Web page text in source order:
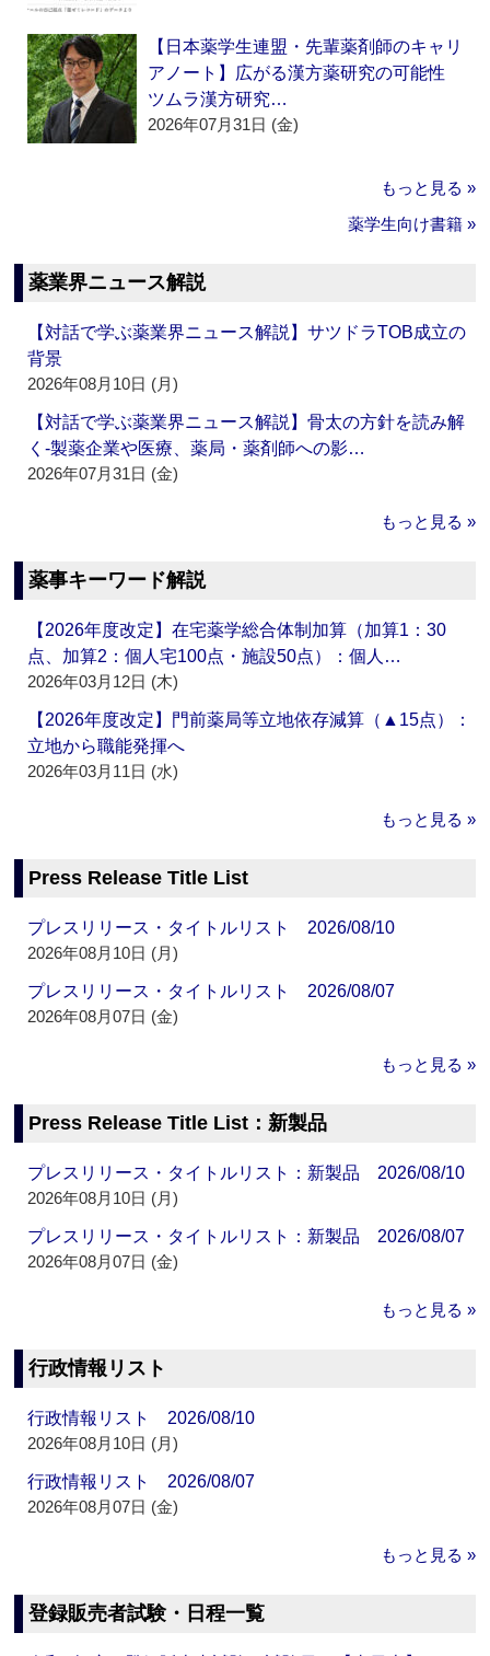
【日本薬学生連盟・先輩薬剤師のキャリ
アノート】広がる漢方薬研究の可能性
ツムラ漢方研究…
2026年07月31日 (金)
もっと見る »
薬学生向け書籍 »
薬業界ニュース解説
【対話で学ぶ薬業界ニュース解説】サツドラTOB成立の
背景
2026年08月10日 (月)
【対話で学ぶ薬業界ニュース解説】骨太の方針を読み解
く‐製薬企業や医療、薬局・薬剤師への影…
2026年07月31日 (金)
もっと見る »
薬事キーワード解説
【2026年度改定】在宅薬学総合体制加算（加算1：30
点、加算2：個人宅100点・施設50点）：個人…
2026年03月12日 (木)
【2026年度改定】門前薬局等立地依存減算（▲15点）：
立地から職能発揮へ
2026年03月11日 (水)
もっと見る »
Press Release Title List
プレスリリース・タイトルリスト 2026/08/10
2026年08月10日 (月)
プレスリリース・タイトルリスト 2026/08/07
2026年08月07日 (金)
もっと見る »
Press Release Title List：新製品
プレスリリース・タイトルリスト：新製品 2026/08/10
2026年08月10日 (月)
プレスリリース・タイトルリスト：新製品 2026/08/07
2026年08月07日 (金)
もっと見る »
行政情報リスト
行政情報リスト 2026/08/10
2026年08月10日 (月)
行政情報リスト 2026/08/07
2026年08月07日 (金)
もっと見る »
登録販売者試験・日程一覧